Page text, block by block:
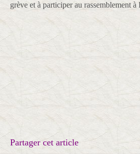
grève et à participer au rassemblement
Partager cet article